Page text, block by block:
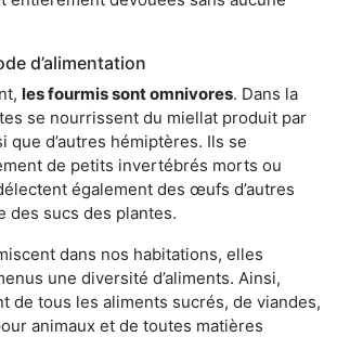
d’alimentation
les fourmis sont omnivores. Dans la
se nourrissent du miellat produit par
que d’autres hémiptères. Ils se
de petits invertébrés morts ou
également des œufs d’autres
des sucs des plantes.
dans nos habitations, elles
une diversité d’aliments. Ainsi,
de tous les aliments sucrés, de viandes,
animaux et de toutes matières